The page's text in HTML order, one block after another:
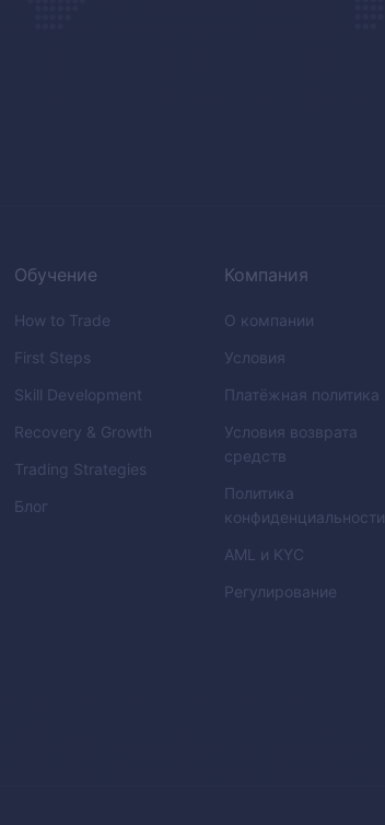
Обучение
How to Trade
First Steps
Skill Development
Recovery & Growth
Trading Strategies
Блог
Компания
О компании
Условия
Платёжная политика
Условия возврата
средств
Политика
конфиденциальности
AML
и KYC
Регулирование